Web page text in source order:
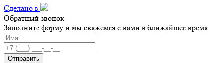
Сделано в
Обратный звонок
Заполните форму и мы свяжемся с вами в ближайшее время
Отправить